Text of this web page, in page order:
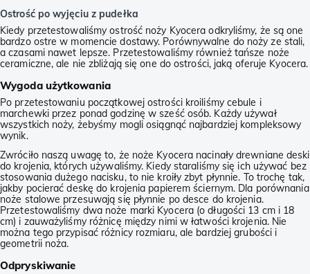
Ostrość po wyjęciu z pudełka
Kiedy przetestowaliśmy ostrość noży Kyocera odkryliśmy, że są one
bardzo ostre w momencie dostawy. Porównywalne do noży ze stali,
a czasami nawet lepsze. Przetestowaliśmy również tańsze noże
ceramiczne, ale nie zbliżają się one do ostrości, jaką oferuje Kyocera.
Wygoda użytkowania
Po przetestowaniu początkowej ostrości kroiliśmy cebule i
marchewki przez ponad godzinę w sześć osób. Każdy używał
wszystkich noży, żebyśmy mogli osiągnąć najbardziej kompleksowy
wynik.
Zwróciło naszą uwagę to, że noże Kyocera nacinały drewniane deski
do krojenia, których używaliśmy. Kiedy staraliśmy się ich używać bez
stosowania dużego nacisku, to nie kroiły zbyt płynnie. To trochę tak,
jakby pocierać deskę do krojenia papierem ściernym. Dla porównania
noże stalowe przesuwają się płynnie po desce do krojenia.
Przetestowaliśmy dwa noże marki Kyocera (o długości 13 cm i 18
cm) i zauważyliśmy różnicę między nimi w łatwości krojenia. Nie
można tego przypisać różnicy rozmiaru, ale bardziej grubości i
geometrii noża.
Odpryskiwanie